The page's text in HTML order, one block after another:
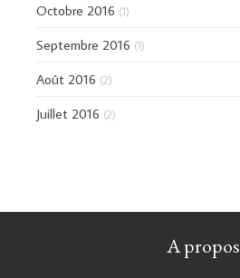
Octobre 2016 (1)
Septembre 2016 (1)
Août 2016 (2)
Juillet 2016 (2)
A propos